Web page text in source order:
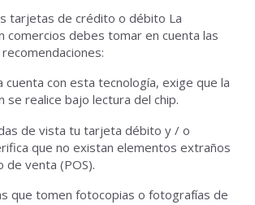
tarjetas de crédito o débito La
comercios debes tomar en cuenta las
cuenta con esta tecnología, exige que la
se realice bajo lectura del chip.
de vista tu tarjeta débito y / o
que no existan elementos extraños
de venta (POS).
que tomen fotocopias o fotografías de